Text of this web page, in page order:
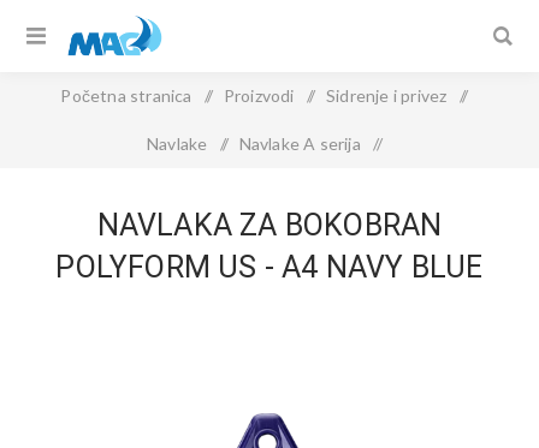
Početna stranica / Proizvodi / Sidrenje i privez /
Navlake / Navlake A serija /
NAVLAKA ZA BOKOBRAN
POLYFORM US - A4 NAVY BLUE